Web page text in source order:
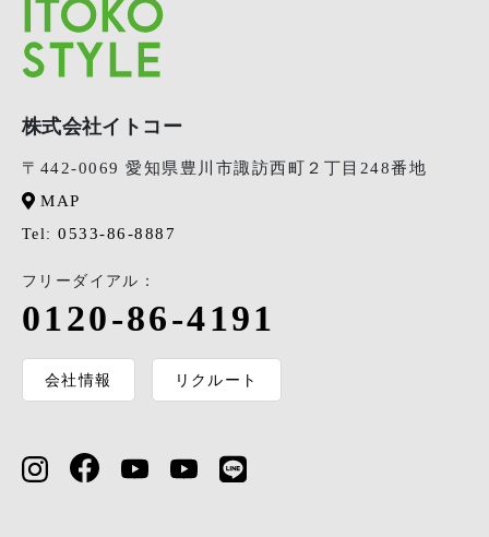
株式会社イトコー
〒442-0069 愛知県豊川市諏訪西町２丁目248番地
MAP
Tel: 0533-86-8887
フリーダイアル：
0120-86-4191
会社情報 リクルート